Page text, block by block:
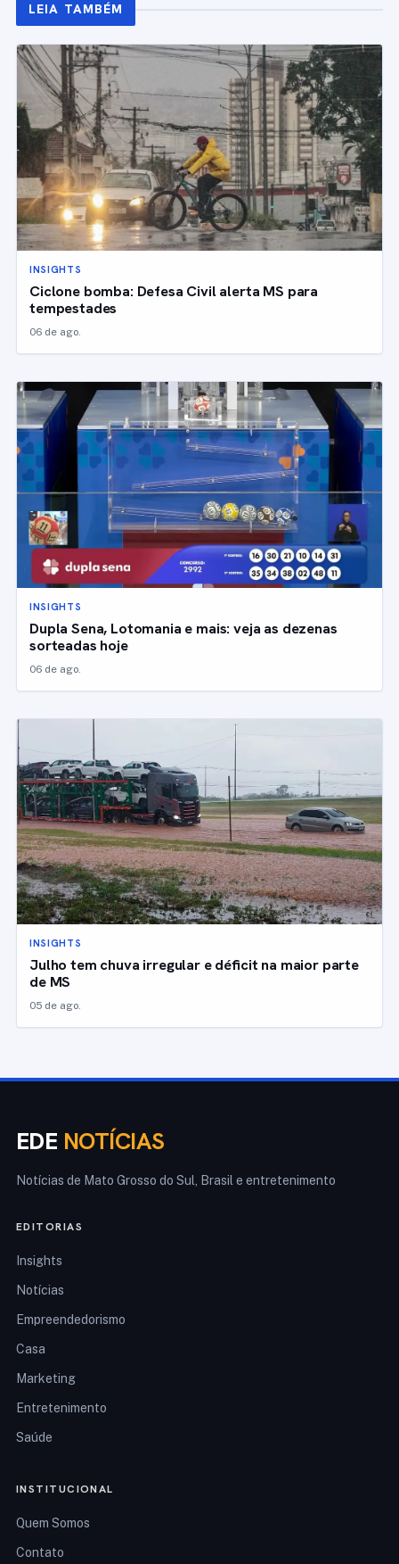
LEIA TAMBÉM
INSIGHTS
Ciclone bomba: Defesa Civil alerta MS para
tempestades
06 de ago.
INSIGHTS
Dupla Sena, Lotomania e mais: veja as dezenas
sorteadas hoje
06 de ago.
INSIGHTS
Julho tem chuva irregular e déficit na maior parte
de MS
05 de ago.
EDE NOTÍCIAS
Notícias de Mato Grosso do Sul, Brasil e entretenimento
EDITORIAS
Insights
Notícias
Empreendedorismo
Casa
Marketing
Entretenimento
Saúde
INSTITUCIONAL
Quem Somos
Contato